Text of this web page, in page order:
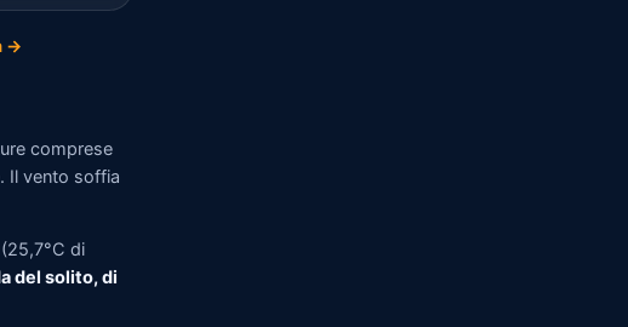
→
comprese
Il vento soffia
di
del solito, di